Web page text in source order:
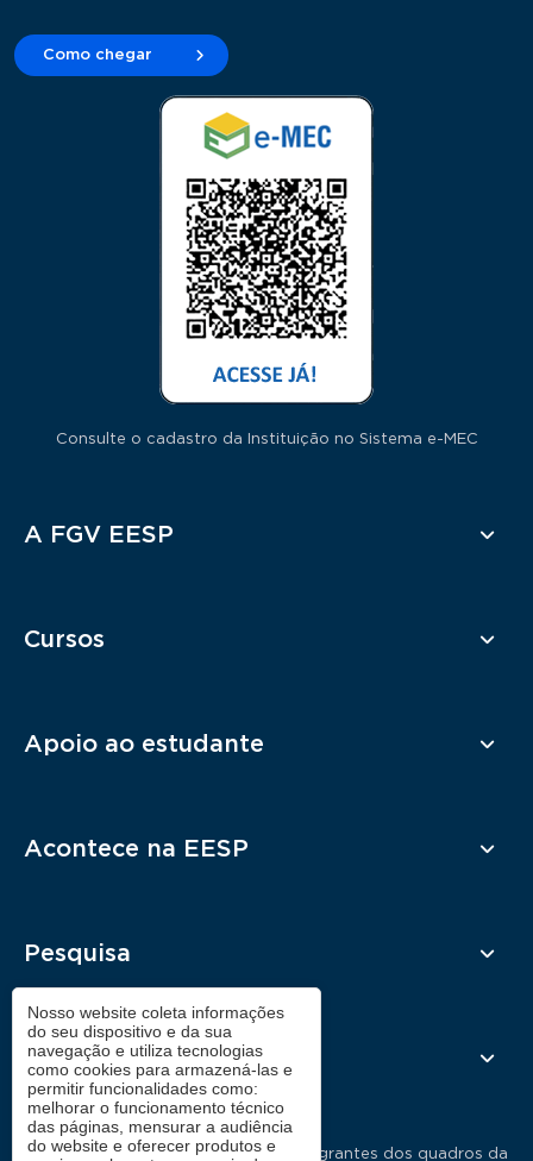
Como chegar
Consulte o cadastro da Instituição no Sistema e-MEC
Rodapé
A FGV EESP
Cursos
Apoio ao estudante
Acontece na EESP
Pesquisa
Contato
As manifestações expressas por integrantes dos quadros da
Nosso website coleta informações
do seu dispositivo e da sua
navegação e utiliza tecnologias
como cookies para armazená-las e
permitir funcionalidades como:
melhorar o funcionamento técnico
das páginas, mensurar a audiência
do website e oferecer produtos e